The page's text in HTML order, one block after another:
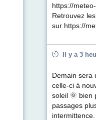
https://
Retrouvez
sur https://
Il y a 3
Demain sera
celle-ci à
soleil 🌞 bien
passages